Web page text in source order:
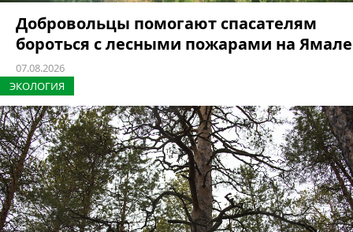
Добровольцы помогают спасателям
бороться с лесными пожарами на Ямале
07.08.2026
ЭКОЛОГИЯ